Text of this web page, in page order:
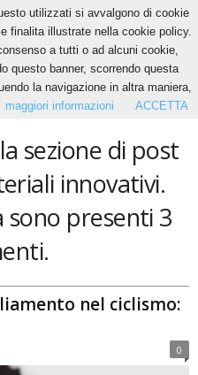
sezione di post
innovativi.
sono presenti 3
nel ciclismo:
0
utilizzati si avvalgono di cookie
finalita illustrate nella cookie policy.
a tutti o ad alcuni cookie,
questo banner, scorrendo questa
la navigazione in altra maniera,
maggiori informazioni ACCETTA